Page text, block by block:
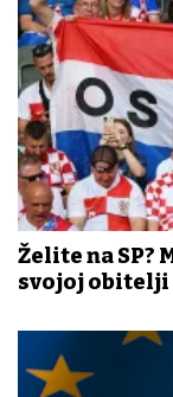
Želite na SP?
svojoj obitelji